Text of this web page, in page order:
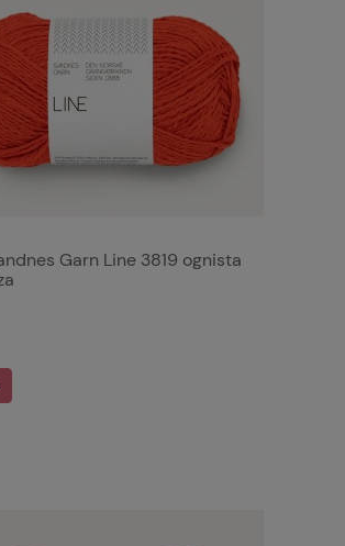
Garn Line 3819 ognista